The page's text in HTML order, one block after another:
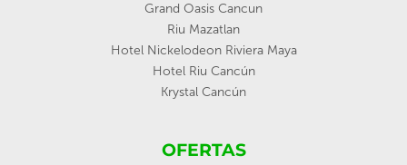
Grand Oasis Cancun
Riu Mazatlan
Hotel Nickelodeon Riviera Maya
Hotel Riu Cancún
Krystal Cancún
OFERTAS